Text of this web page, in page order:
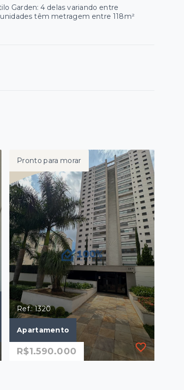
Garden: 4 delas variando entre
têm metragem entre 118m²
Pronto para morar
Ref.: 1320
Apartamento
R$1.590.000